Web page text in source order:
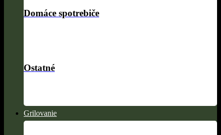
Domáce spotrebiče
Ostatné
Grilovanie